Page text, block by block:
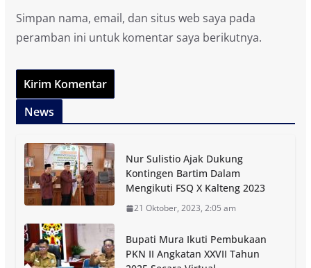
Simpan nama, email, dan situs web saya pada
peramban ini untuk komentar saya berikutnya.
News
Nur Sulistio Ajak Dukung
Kontingen Bartim Dalam
Mengikuti FSQ X Kalteng 2023
21 Oktober, 2023, 2:05 am
Bupati Mura Ikuti Pembukaan
PKN II Angkatan XXVII Tahun